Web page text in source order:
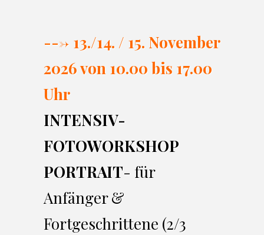
---> 13./14. / 15. November
2026 von 10.00 bis 17.00
Uhr
INTENSIV-
FOTOWORKSHOP
PORTRAIT- für
Anfänger &
Fortgeschrittene (2/3